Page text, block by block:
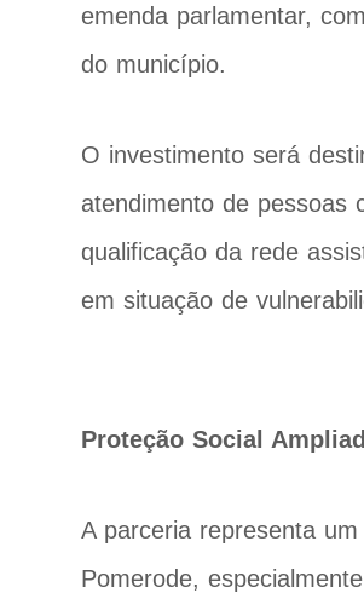
emenda parlamentar,
do município.
O investimento será
atendimento de pessoas
qualificação da rede
em situação de
Proteção Social
A parceria representa
Pomerode,